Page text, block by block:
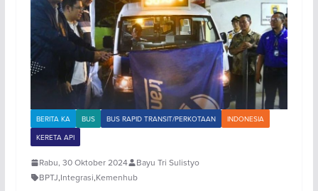
BERITA KA BUS BUS RAPID TRANSIT/PERKOTAAN
INDONESIA
KERETA API
Rabu, 30 Oktober 2024
Bayu Tri Sulistyo
BPTJ,Integrasi,Kemenhub